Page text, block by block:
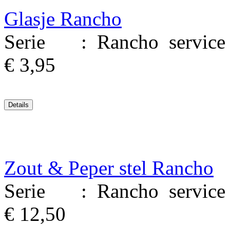
Glasje Rancho
Serie : Rancho service
€ 3,95
Zout & Peper stel Rancho
Serie : Rancho service
€ 12,50